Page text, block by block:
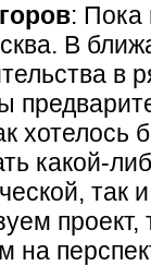
: Пока
В
в
хотелось
какой-
так
проект,
на